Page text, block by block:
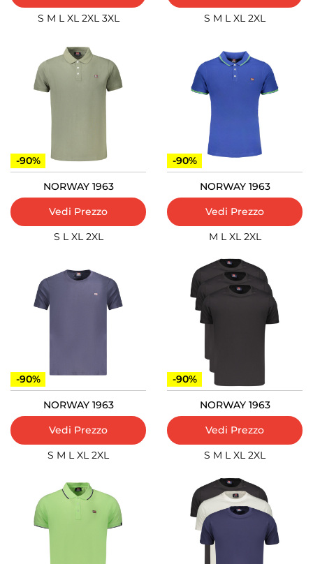
S M L XL 2XL 3XL
S M L XL 2XL
-90%
NORWAY 1963
Vedi Prezzo
S L XL 2XL
-90%
NORWAY 1963
Vedi Prezzo
M L XL 2XL
-90%
NORWAY 1963
Vedi Prezzo
S M L XL 2XL
-90%
NORWAY 1963
Vedi Prezzo
S M L XL 2XL